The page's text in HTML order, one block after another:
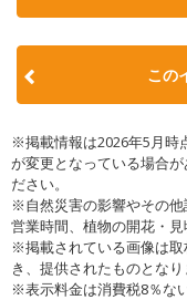
この
※掲載情報は2026年5月時
が変更となっている場合
ださい。
※自然災害の影響やその
営業時間、植物の開花・見
※掲載されている画像は
き、提供されたものとな
※表示料金は消費税8％な